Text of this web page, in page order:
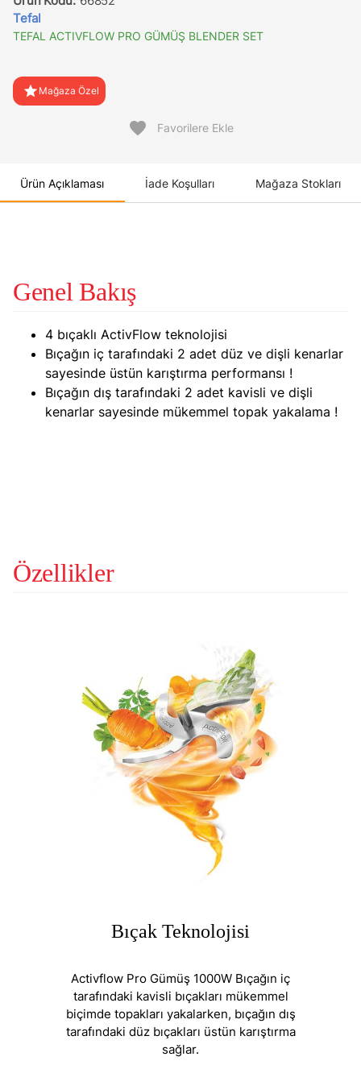
Tefal
TEFAL ACTIVFLOW PRO GÜMÜŞ BLENDER SET
star Mağaza Özel
favorite Favorilere Ekle
Ürün Açıklaması İade Koşulları Mağaza Stokları
Genel Bakış
4 bıçaklı ActivFlow teknolojisi
Bıçağın iç tarafındaki 2 adet düz ve dişli kenarlar
sayesinde üstün karıştırma performansı !
Bıçağın dış tarafındaki 2 adet kavisli ve dişli
kenarlar sayesinde mükemmel topak yakalama !
Özellikler
Bıçak Teknolojisi
Activflow Pro Gümüş 1000W Bıçağın iç
tarafındaki kavisli bıçakları mükemmel
biçimde topakları yakalarken, bıçağın dış
tarafındaki düz bıçakları üstün karıştırma
sağlar.